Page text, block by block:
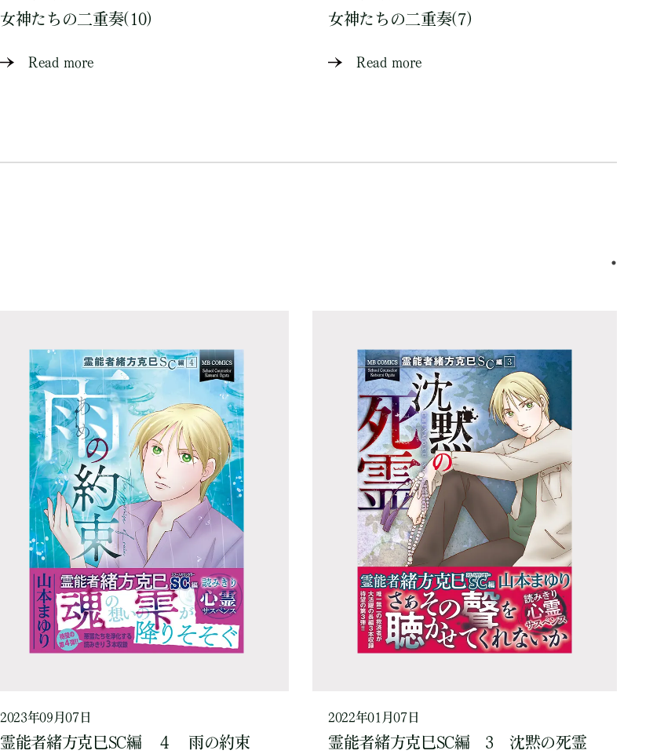
女神たちの二重奏(10)
Read more
女神たちの二重奏(7)
Read more
2023年09月07日
霊能者緒方克巳SC編 ４ 雨の約束
2022年01月07日
霊能者緒方克巳SC編 3 沈黙の死霊